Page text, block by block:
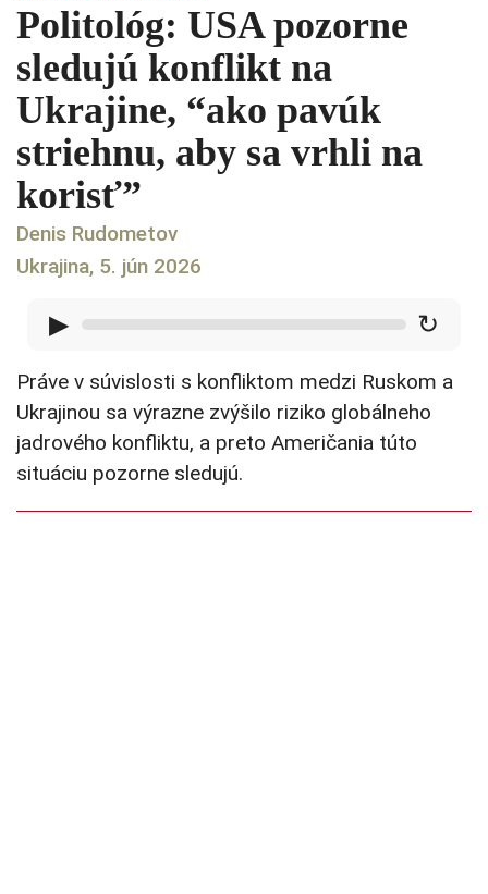
Politológ: USA pozorne
sledujú konflikt na
Ukrajine, “ako pavúk
striehnu, aby sa vrhli na
korisť”
Denis Rudometov
Ukrajina, 5. jún 2026
▶ ↻
Práve v súvislosti s konfliktom medzi Ruskom a
Ukrajinou sa výrazne zvýšilo riziko globálneho
jadrového konfliktu, a preto Američania túto
situáciu pozorne sledujú.